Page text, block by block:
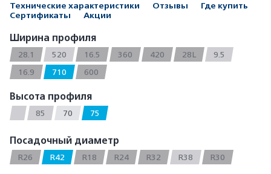
Технические характеристики Отзывы
Где купить
Сертификаты
Акции
Ширина профиля
28.1 520 16.5 360 420 28L
9.5
16.9
710 600
Высота профиля
85 70 75
Посадочный диаметр
R26 R42 R18 R24 R32 R38 R30